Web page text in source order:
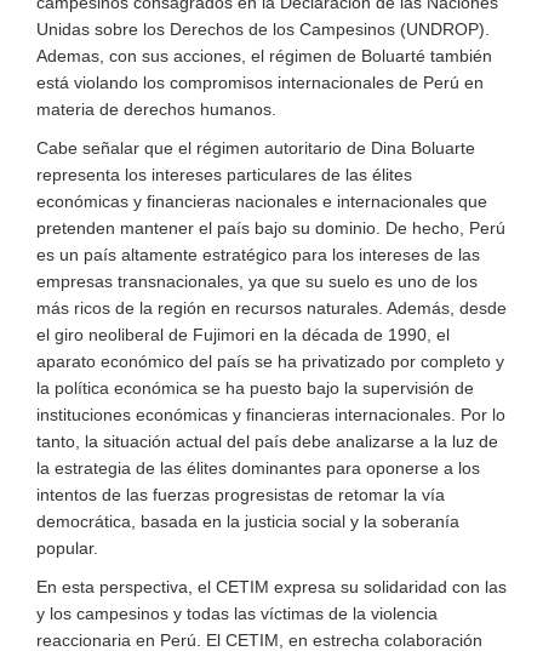
Unidas sobre los Derechos de los Campesinos (UNDROP).
Ademas, con sus acciones, el régimen de Boluarté también
está violando los compromisos internacionales de Perú en
materia de derechos humanos.
Cabe señalar que el régimen autoritario de Dina Boluarte
representa los intereses particulares de las élites
económicas y financieras nacionales e internacionales que
pretenden mantener el país bajo su dominio. De hecho, Perú
es un país altamente estratégico para los intereses de las
empresas transnacionales, ya que su suelo es uno de los
más ricos de la región en recursos naturales. Además, desde
el giro neoliberal de Fujimori en la década de 1990, el
aparato económico del país se ha privatizado por completo y
la política económica se ha puesto bajo la supervisión de
instituciones económicas y financieras internacionales. Por lo
tanto, la situación actual del país debe analizarse a la luz de
la estrategia de las élites dominantes para oponerse a los
intentos de las fuerzas progresistas de retomar la vía
democrática, basada en la justicia social y la soberanía
popular.
En esta perspectiva, el CETIM expresa su solidaridad con las
y los campesinos y todas las víctimas de la violencia
reaccionaria en Perú. El CETIM, en estrecha colaboración